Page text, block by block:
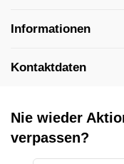
Informationen
Kontaktdaten
Nie wieder
verpassen?